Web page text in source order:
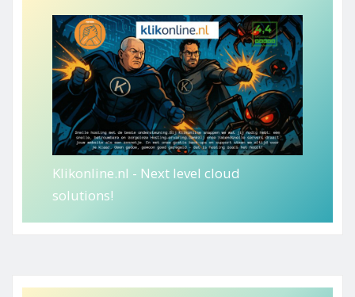
Klikonline.nl - Next level cloud
solutions!